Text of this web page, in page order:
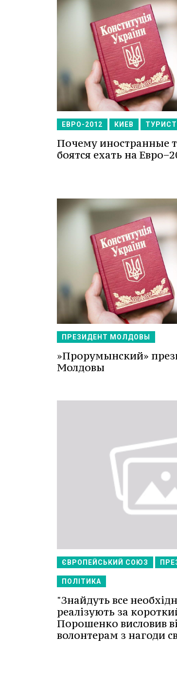
ЕВРО-2012 КИЕВ
Почему иностранные
боятся ехать на
ПРЕЗИДЕНТ МОЛДОВЫ
»Прорумынский»
Молдовы
ЄВРОПЕЙСЬКИЙ СОЮЗ
ПОЛІТИКА
"Знайдуть все
реалізують за
Порошенко висловив
волонтерам з нагоди